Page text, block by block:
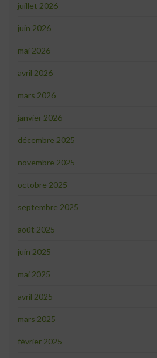
juillet 2026
juin 2026
mai 2026
avril 2026
mars 2026
janvier 2026
décembre 2025
novembre 2025
octobre 2025
septembre 2025
août 2025
juin 2025
mai 2025
avril 2025
mars 2025
février 2025